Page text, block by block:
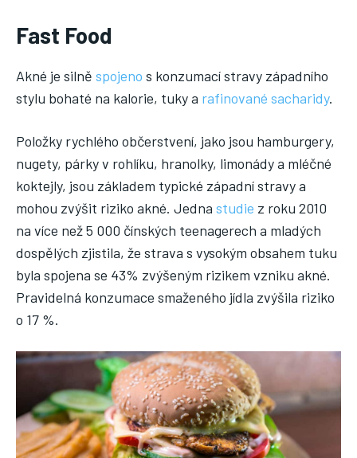
Fast Food
Akné je silně spojeno s konzumací stravy západního
stylu bohaté na kalorie, tuky a rafinované sacharidy.
Položky rychlého občerstvení, jako jsou hamburgery,
nugety, párky v rohlíku, hranolky, limonády a mléčné
koktejly, jsou základem typické západní stravy a
mohou zvýšit riziko akné. Jedna studie z roku 2010
na více než 5 000 čínských teenagerech a mladých
dospělých zjistila, že strava s vysokým obsahem tuku
byla spojena se 43% zvýšeným rizikem vzniku akné.
Pravidelná konzumace smaženého jídla zvýšila riziko
o 17 %.